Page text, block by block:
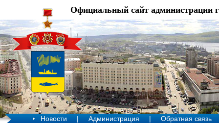
Официальный сайт администрации
Новости | Администрация | Обратная связь